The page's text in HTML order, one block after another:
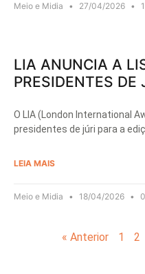
Meio e Midia 27/04/2026
LIA ANUNCIA A
PRESIDENTES
O LIA (London International
presidentes de júri para a
LEIA MAIS
Meio e Midia 18/04/2026
« Anterior 1 2